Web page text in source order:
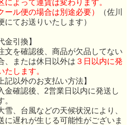
によって運賃は変わります。
ール便の場合は別途必要）
（佐川
にてお送りいたします）
金引換】
文を確認後、商品が欠品してない
、または休日以外は ３日以内に発
たします。
記以外のお支払い方法】
金確認後、2営業日以内に発送し
。
雪、台風などの天候状況により、
に遅れが生じる可能性がございま